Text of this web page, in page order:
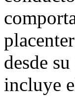
desde
incluye